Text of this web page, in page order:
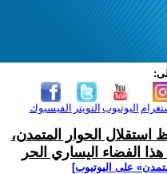
الفيسبوك التويتر اليوتيوب
استقلال الحوار المتمدن،
الفضاء اليساري الحر
على اليوتيوب]